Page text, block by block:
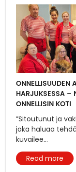
ONNELLISUUDEN
HARJUKSESSA –
ONNELLISIN KOTI
”Sitoutunut ja
joka haluaa
kuvailee...
Read more